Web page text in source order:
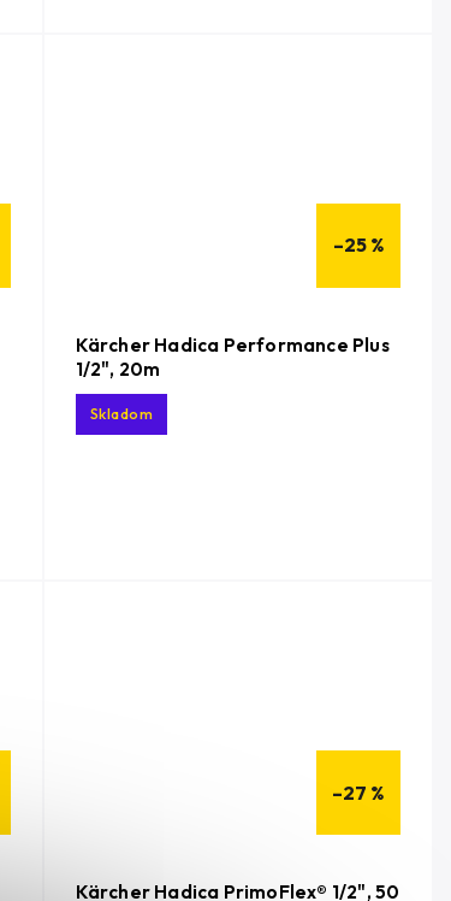
–25 %
Kärcher Hadica Performance Plus
1/2", 20m
Skladom
–27 %
Kärcher Hadica PrimoFlex® 1/2", 50